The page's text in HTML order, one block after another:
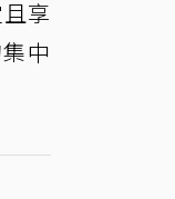
享
中